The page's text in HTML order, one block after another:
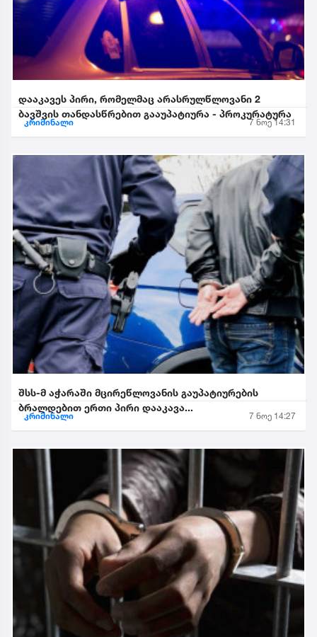
დააკავეს პირი, რომელმაც არასრულწლოვანი 2
ბავშვის თანდასწრებით გააუპატიურა - პროკურატურა
კრიმინალი 7 ნოე 14:31
შსს-მ აჭარაში მცირეწლოვანის გაუპატიურების
ბრალდებით ერთი პირი დააკავა...
კრიმინალი 7 ნოე 14:27